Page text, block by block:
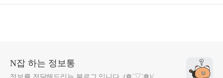
N잡 하는 정보통